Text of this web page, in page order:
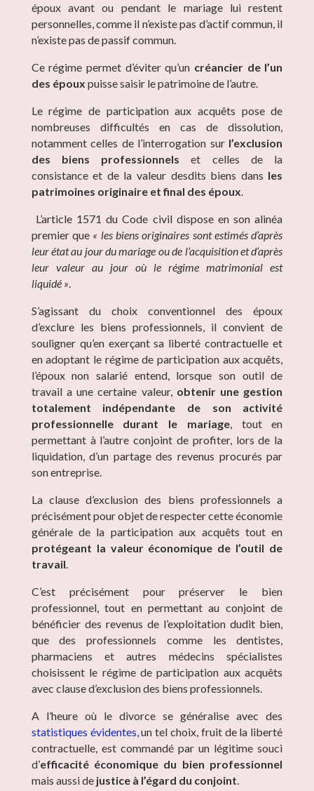
époux avant ou pendant le mariage lui restent
personnelles, comme il n’existe pas d’actif commun, il
n’existe pas de passif commun.
Ce régime permet d’éviter qu’un créancier de l’un
des époux puisse saisir le patrimoine de l’autre.
Le régime de participation aux acquêts pose de
nombreuses difficultés en cas de dissolution,
notamment celles de l’interrogation sur l’exclusion
des biens professionnels et celles de la
consistance et de la valeur desdits biens dans les
patrimoines originaire et final des époux.
L’article 1571 du Code civil dispose en son alinéa
premier que « les biens originaires sont estimés d’après
leur état au jour du mariage ou de l’acquisition et d’après
leur valeur au jour où le régime matrimonial est
liquidé ».
S’agissant du choix conventionnel des époux
d’exclure les biens professionnels, il convient de
souligner qu’en exerçant sa liberté contractuelle et
en adoptant le régime de participation aux acquêts,
l’époux non salarié entend, lorsque son outil de
travail a une certaine valeur, obtenir une gestion
totalement indépendante de son activité
professionnelle durant le mariage, tout en
permettant à l’autre conjoint de profiter, lors de la
liquidation, d’un partage des revenus procurés par
son entreprise.
La clause d’exclusion des biens professionnels a
précisément pour objet de respecter cette économie
générale de la participation aux acquêts tout en
protégeant la valeur économique de l’outil de
travail.
C’est précisément pour préserver le bien
professionnel, tout en permettant au conjoint de
bénéficier des revenus de l’exploitation dudit bien,
que des professionnels comme les dentistes,
pharmaciens et autres médecins spécialistes
choisissent le régime de participation aux acquêts
avec clause d’exclusion des biens professionnels.
A l’heure où le divorce se généralise avec des
statistiques évidentes,un tel choix, fruit de la liberté
contractuelle, est commandé par un légitime souci
d’efficacité économique du bien professionnel
mais aussi de justice à l’égard du conjoint.